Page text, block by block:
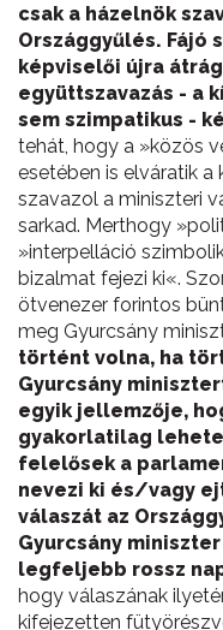
csak a házelnök
Országgyűlés. Fájó
képviselői újra
együttszavazás - a
sem szimpatikus -
tehát, hogy a »közös
esetében is elváratik
szavazol a miniszteri
sarkad. Merthogy
»interpelláció
bizalmat fejezi ki«.
ötvenezer forintos
meg Gyurcsány
történt volna, ha
Gyurcsány
egyik jellemzője,
gyakorlatilag
felelősek a
nevezi ki és/vagy
válaszát az
Gyurcsány
legfeljebb rossz
hogy válaszának
kifejezetten